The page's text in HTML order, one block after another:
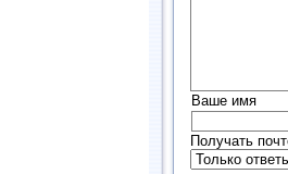
Ваше имя
Получать